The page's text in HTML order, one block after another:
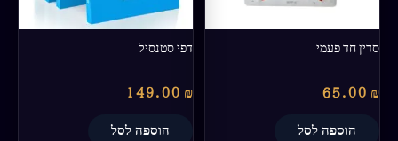
סדין חד פעמי
65.00 ₪
הוספה לסל
דפי סטנסיל
149.00 ₪
הוספה לסל